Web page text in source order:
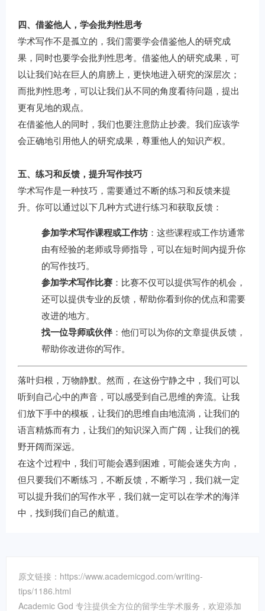
四、借鉴他人，学会批判性思考
学术写作不是孤立的，我们需要学会借鉴他人的研究成
果，同时也要学会批判性思考。借鉴他人的研究成果，可
以让我们站在巨人的肩膀上，更快地进入研究的深层次；
而批判性思考，可以让我们从不同的角度看待问题，提出
更有见地的观点。
在借鉴他人的同时，我们也要注意防止抄袭。我们应该学
会正确地引用他人的研究成果，尊重他人的知识产权。
五、练习和反馈，提升写作技巧
学术写作是一种技巧，需要通过不断的练习和反馈来提
升。你可以通过以下几种方式进行练习和获取反馈：
参加学术写作课程或工作坊 ：这些课程或工作坊通常
由有经验的老师或导师指导，可以在短时间内提升你
的写作技巧。
参加学术写作比赛 ：比赛不仅可以提供写作的机会，
还可以提供专业的反馈，帮助你看到你的优点和需要
改进的地方。
找一位导师或伙伴：他们可以为你的文章提供反馈，
帮助你改进你的写作。
落叶归根，万物静默。然而，在这份宁静之中，我们可以
听到自己心中的声音，可以感受到自己思维的奔流。让我
们放下手中的模板，让我们的思维自由地流淌，让我们的
语言精炼而有力，让我们的知识深入而广阔，让我们的视
野开阔而深远。
在这个过程中，我们可能会遇到困难，可能会迷失方向，
但只要我们不断练习，不断反馈，不断学习，我们就一定
可以提升我们的写作水平，我们就一定可以在学术的海洋
中，找到我们自己的航道。
原文链接：https://www.academicgod.com/writing-
tips/1186.html
Academic God 专注提供全方位的留学生学术服务，欢迎添加